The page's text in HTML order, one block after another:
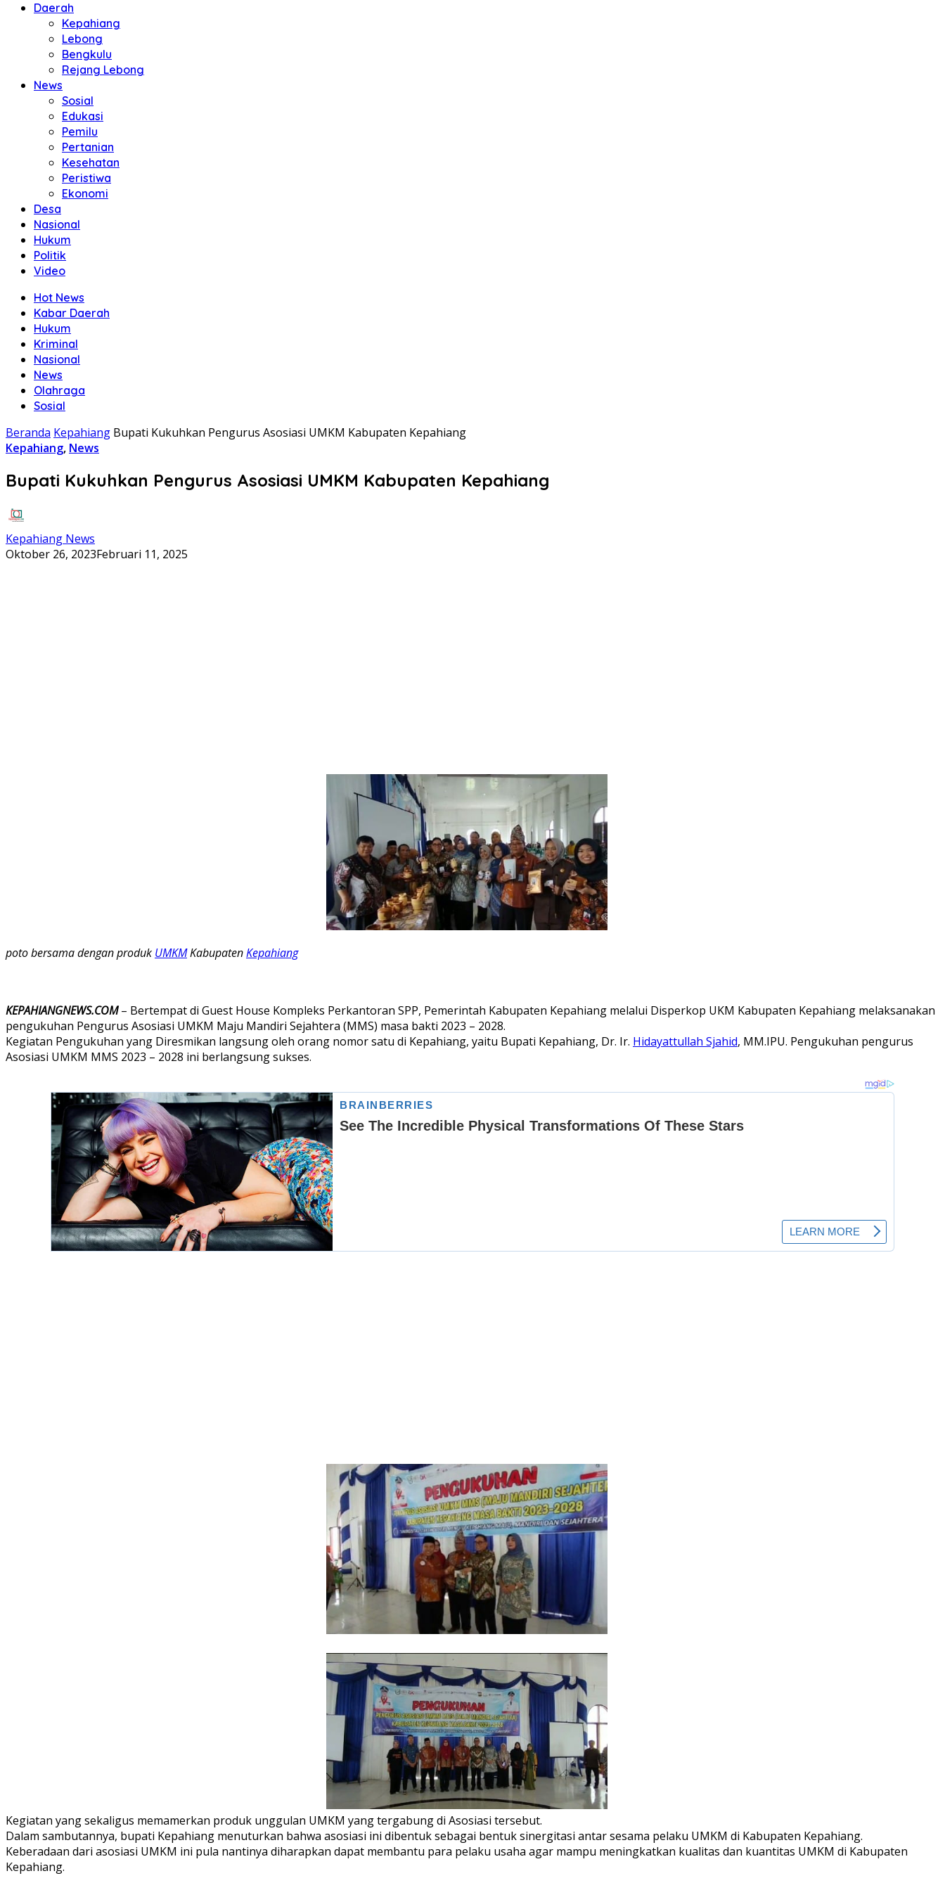
Daerah
Kepahiang
Lebong
Bengkulu
Rejang Lebong
News
Sosial
Edukasi
Pemilu
Pertanian
Kesehatan
Peristiwa
Ekonomi
Desa
Nasional
Hukum
Politik
Video
Hot News
Kabar Daerah
Hukum
Kriminal
Nasional
News
Olahraga
Sosial
Beranda Kepahiang Bupati Kukuhkan Pengurus Asosiasi UMKM Kabupaten Kepahiang
Kepahiang, News
Bupati Kukuhkan Pengurus Asosiasi UMKM Kabupaten Kepahiang
Kepahiang News
Oktober 26, 2023Februari 11, 2025
poto bersama dengan produk UMKMKabupatenKepahiang
KEPAHIANGNEWS.COM– Bertempat di Guest House Kompleks Perkantoran SPP, Pemerintah Kabupaten Kepahiang melalui Disperkop UKM Kabupaten Kepahiang melaksanakan
pengukuhan Pengurus Asosiasi UMKM Maju Mandiri Sejahtera (MMS) masa bakti 2023 – 2028.
Kegiatan Pengukuhan yang Diresmikan langsung oleh orang nomor satu di Kepahiang, yaitu Bupati Kepahiang, Dr. Ir. Hidayattullah Sjahid, MM.IPU. Pengukuhan pengurus
Asosiasi UMKM MMS 2023 – 2028 ini berlangsung sukses.
Kegiatan yang sekaligus memamerkan produk unggulan UMKM yang tergabung di Asosiasi tersebut.
Dalam sambutannya, bupati Kepahiang menuturkan bahwa asosiasi ini dibentuk sebagai bentuk sinergitasi antar sesama pelaku UMKM di Kabupaten Kepahiang.
Keberadaan dari asosiasi UMKM ini pula nantinya diharapkan dapat membantu para pelaku usaha agar mampu meningkatkan kualitas dan kuantitas UMKM di Kabupaten
Kepahiang.